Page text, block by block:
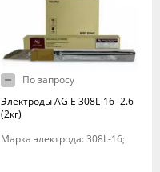
По запросу
Электроды AG E 308L-16 -2.6
(2кг)
Марка электрода: 308L-16;